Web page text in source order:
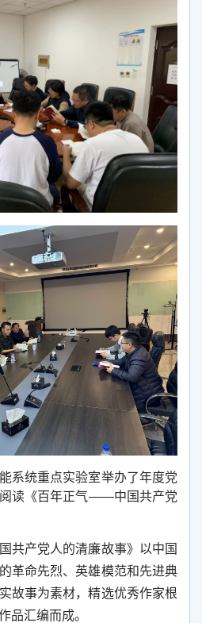
系统重点实验室举办了年度党
读《百年正气——中国共产党
共产党人的清廉故事》以中国
革命先烈、英雄模范和先进典
故事为素材，精选优秀作家根
品汇编而成。